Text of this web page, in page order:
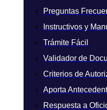
Preguntas
Instructivos y
Trámite Fácil
Validador de
Criterios de
Aporta
Respuesta a